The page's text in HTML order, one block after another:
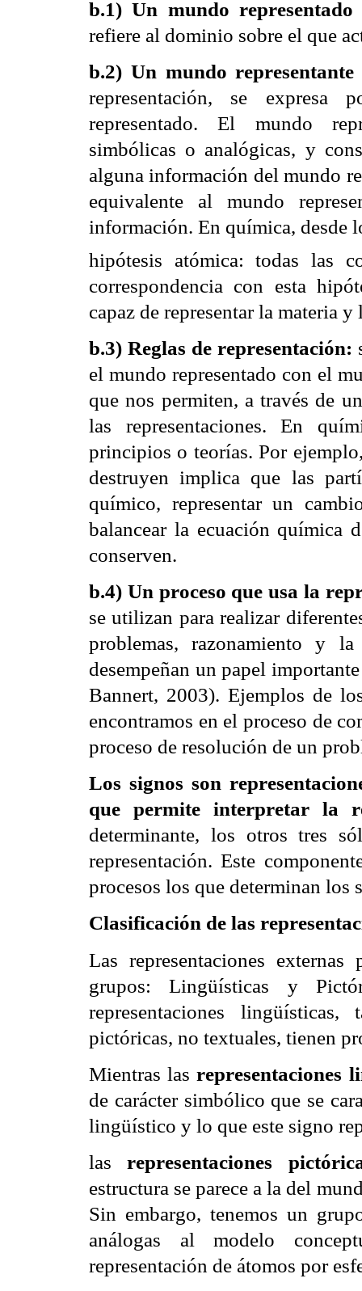
b.1) Un mundo representado
refiere al dominio sobre el que
b.2) Un mundo
representación, se expresa
representado. El mundo
simbólicas o analógicas, y
alguna información del mundo
equivalente al mundo
información. En química, desde
hipótesis atómica: todas las
correspondencia con esta
capaz de representar la materia
b.3) Reglas de representación:
el mundo representado con el
que nos permiten, a través de
las representaciones. En
principios o teorías. Por
destruyen implica que las
químico, representar un
balancear la ecuación química
conserven.
b.4) Un proceso que usa la
se utilizan para realizar
problemas, razonamiento y
desempeñan un papel
Bannert, 2003). Ejemplos de
encontramos en el proceso de
proceso de resolución de un
Los signos son
que permite interpretar la
determinante, los otros tres
representación. Este
procesos los que determinan los
Clasificación de las
Las representaciones
grupos: Lingüísticas y
representaciones
pictóricas, no textuales, tienen
Mientras lasrepresentaciones
de carácter simbólico que se
lingüístico y lo que este signo
lasrepresentaciones
estructura se parece a la del
Sin embargo, tenemos un
análogas al modelo
representación de átomos por